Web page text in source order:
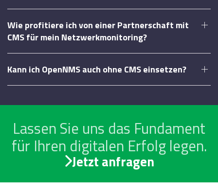
Wie profitiere ich von einer Partnerschaft mit
CMS für mein Netzwerkmonitoring?
Kann ich OpenNMS auch ohne CMS einsetzen?
Lassen Sie uns das Fundament
für Ihren digitalen Erfolg legen.
Jetzt anfragen